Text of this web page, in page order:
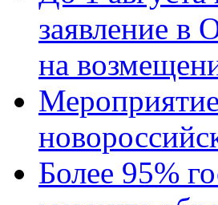
заявление в
на
Более 95%